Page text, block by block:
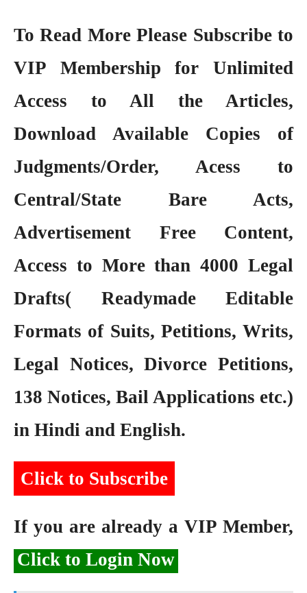
To Read More Please Subscribe to
VIP Membershipfor Unlimited
Access to All the Articles,
Download Available Copies of
Judgments/Order, Acess to
Central/State Bare Acts,
Advertisement Free Content,
Access to More than 4000 Legal
Drafts( Readymade Editable
Formats of Suits, Petitions, Writs,
Legal Notices, Divorce Petitions,
138 Notices, Bail Applications etc.)
in Hindi and English.
Click to Subscribe
If you are already a VIP Member,
Click to Login Now